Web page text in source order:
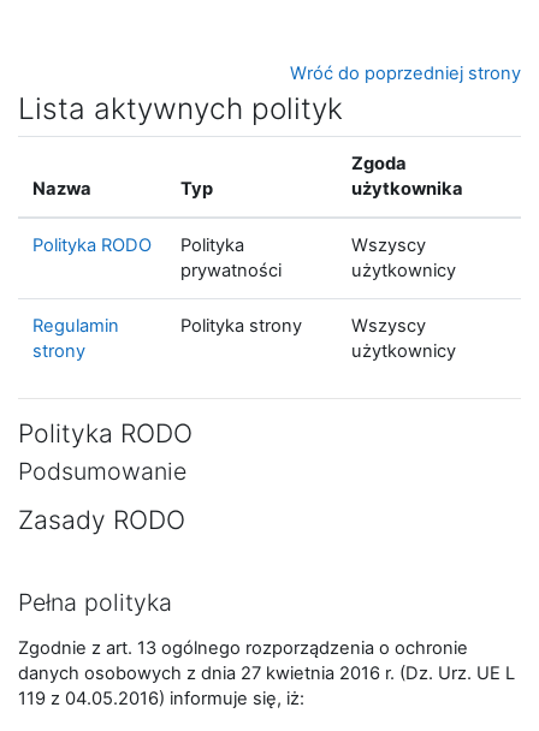
Wróć do poprzedniej strony
Lista aktywnych polityk
Nazwa Typ
Zgoda
użytkownika
Polityka RODO
Polityka
prywatności
Wszyscy
użytkownicy
Regulamin
strony
Polityka strony
Wszyscy
użytkownicy
Polityka RODO
Podsumowanie
Zasady RODO
Pełna polityka
Zgodnie z art. 13 ogólnego rozporządzenia o ochronie
danych osobowych z dnia 27 kwietnia 2016 r. (Dz. Urz. UE L
119 z 04.05.2016) informuje się, iż: